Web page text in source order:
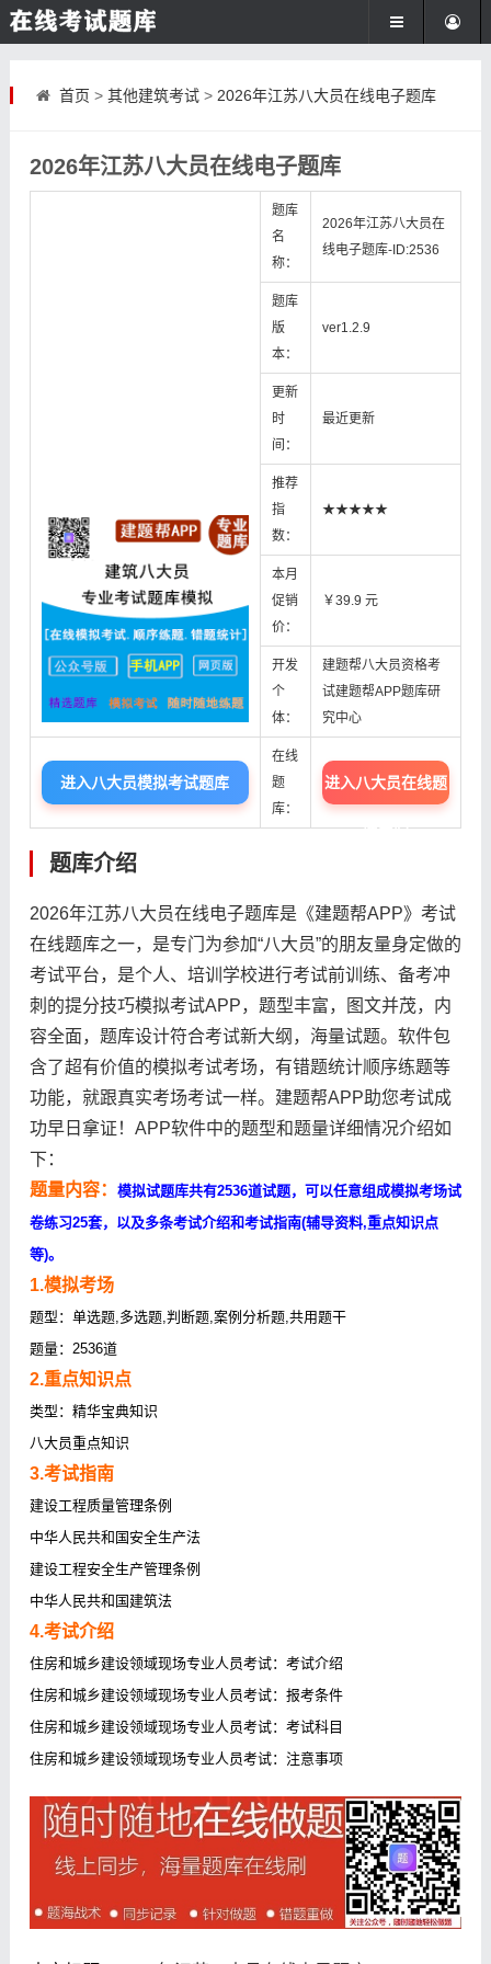
首页 > 其他建筑考试> 2026年江苏八大员在线电子题库
2026年江苏八大员在线电子题库
题库
名
称：
2026年江苏八大员在
线电子题库-ID:2536
题库
版
本：
ver1.2.9
更新
时
间：
最近更新
推荐
指
数：
★★★★★
本月
促销
价：
￥39.9 元
开发
个
体：
建题帮八大员资格考
试建题帮APP题库研
究中心
进入八大员模拟考试题库
在线
题
库：
进入八大员在线题
库中心
题库介绍
2026年江苏八大员在线电子题库是《建题帮APP》考试
在线题库之一，是专门为参加“八大员”的朋友量身定做的
考试平台，是个人、培训学校进行考试前训练、备考冲
刺的提分技巧模拟考试APP，题型丰富，图文并茂，内
容全面，题库设计符合考试新大纲，海量试题。软件包
含了超有价值的模拟考试考场，有错题统计顺序练题等
功能，就跟真实考场考试一样。建题帮APP助您考试成
功早日拿证！APP软件中的题型和题量详细情况介绍如
下：
题量内容： 模拟试题库共有2536道试题，可以任意组成模拟考场试
卷练习25套，以及多条考试介绍和考试指南(辅导资料,重点知识点
等)。
1.模拟考场
题型：单选题,多选题,判断题,案例分析题,共用题干
题量：2536道
2.重点知识点
类型：精华宝典知识
八大员重点知识
3.考试指南
建设工程质量管理条例
中华人民共和国安全生产法
建设工程安全生产管理条例
中华人民共和国建筑法
4.考试介绍
住房和城乡建设领域现场专业人员考试：考试介绍
住房和城乡建设领域现场专业人员考试：报考条件
住房和城乡建设领域现场专业人员考试：考试科目
住房和城乡建设领域现场专业人员考试：注意事项